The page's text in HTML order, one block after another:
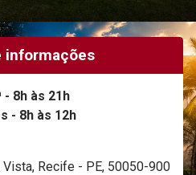
informações
- 8h às 21h
- 8h às 12h
Recife - PE, 50050-900